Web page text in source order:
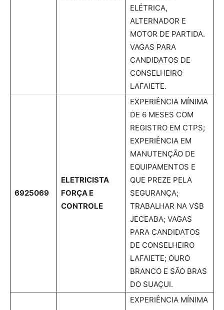
ELÉTRICA,
ALTERNADOR E
MOTOR DE PARTIDA.
VAGAS PARA
CANDIDATOS DE
CONSELHEIRO
LAFAIETE.
6925069
ELETRICISTA
FORÇA E
CONTROLE
EXPERIÊNCIA MÍNIMA
DE 6 MESES COM
REGISTRO EM CTPS;
EXPERIÊNCIA EM
MANUTENÇÃO DE
EQUIPAMENTOS E
QUE PREZE PELA
SEGURANÇA;
TRABALHAR NA VSB
JECEABA; VAGAS
PARA CANDIDATOS
DE CONSELHEIRO
LAFAIETE; OURO
BRANCO E SÃO BRAS
DO SUAÇUI.
EXPERIÊNCIA MÍNIMA